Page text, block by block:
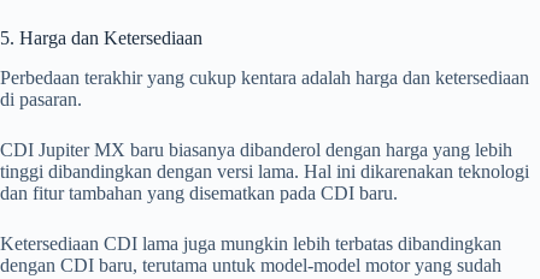
5. Harga dan Ketersediaan
Perbedaan terakhir yang cukup kentara adalah harga dan ketersediaan
di pasaran.
CDI Jupiter MX baru biasanya dibanderol dengan harga yang lebih
tinggi dibandingkan dengan versi lama. Hal ini dikarenakan teknologi
dan fitur tambahan yang disematkan pada CDI baru.
Ketersediaan CDI lama juga mungkin lebih terbatas dibandingkan
dengan CDI baru, terutama untuk model-model motor yang sudah